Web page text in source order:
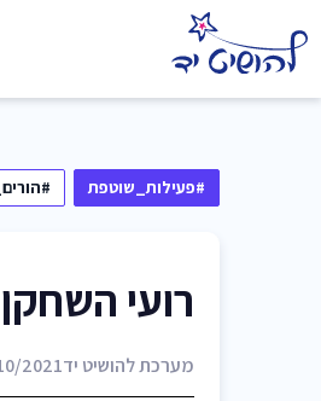
#פעילות_שוטפת
רועי השחקן
מערכת להושיט יד2021